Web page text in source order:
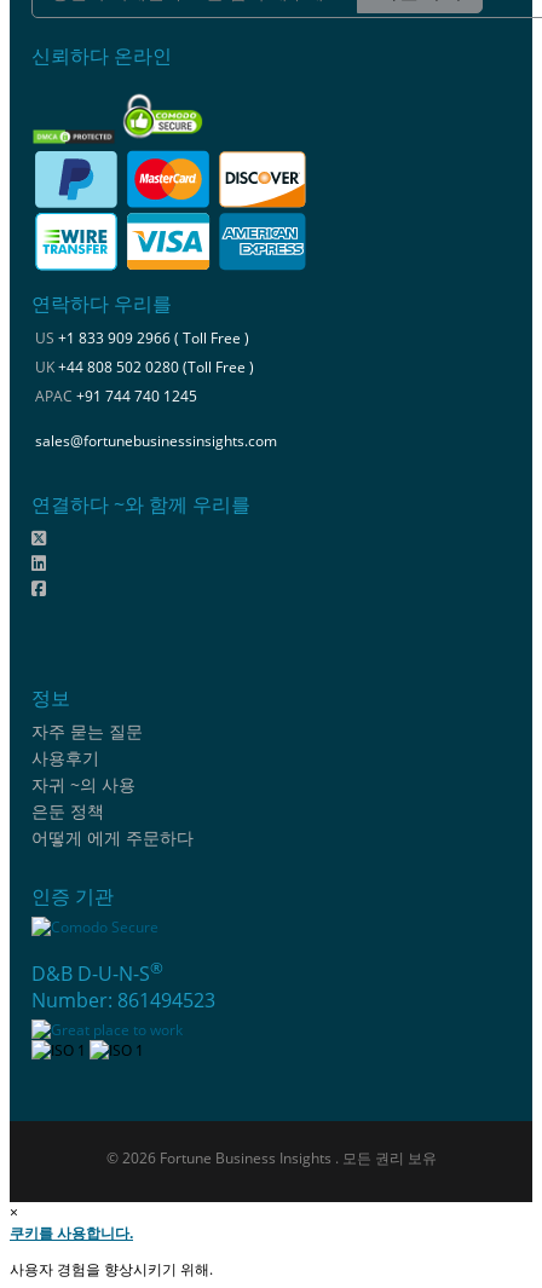
신뢰하다 온라인
연락하다 우리를
US +1 833 909 2966 ( Toll Free )
UK+44 808 502 0280 (Toll Free )
APAC +91 744 740 1245
sales@fortunebusinessinsights.com
연결하다 ~와 함께 우리를
정보
자주 묻는 질문
사용후기
자귀 ~의 사용
은둔 정책
어떻게 에게 주문하다
인증 기관
D&B D-U-N-S®
Number: 861494523
© 2026 Fortune Business Insights . 모든 권리 보유
×
쿠키를 사용합니다.
사용자 경험을 향상시키기 위해.